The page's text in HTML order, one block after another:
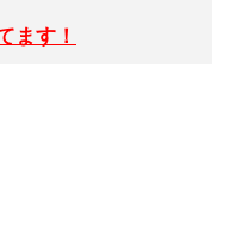
ます！